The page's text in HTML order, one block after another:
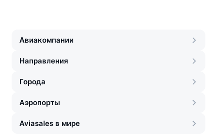
Авиакомпании
Направления
Города
Аэропорты
Aviasales в мире